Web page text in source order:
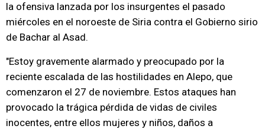
la ofensiva lanzada por los insurgentes el pasado
miércoles en el noroeste de Siria contra el Gobierno sirio
de Bachar al Asad.
"Estoy gravemente alarmado y preocupado por la
reciente escalada de las hostilidades en Alepo, que
comenzaron el 27 de noviembre. Estos ataques han
provocado la trágica pérdida de vidas de civiles
inocentes, entre ellos mujeres y niños, daños a